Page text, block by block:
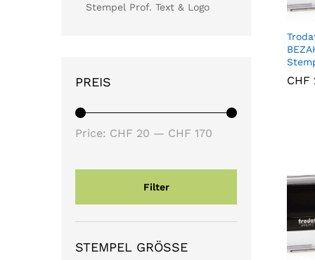
CHF
CHF
Stempel Prof. Text & Logo
PREIS
Filter
Price: CHF 20 — CHF 170
STEMPEL GRÖSSE